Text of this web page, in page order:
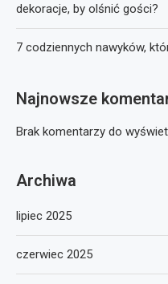
dekoracje, by olśnić gości?
7 codziennych nawyków,
Najnowsze
Brak komentarzy do
Archiwa
lipiec 2025
czerwiec 2025